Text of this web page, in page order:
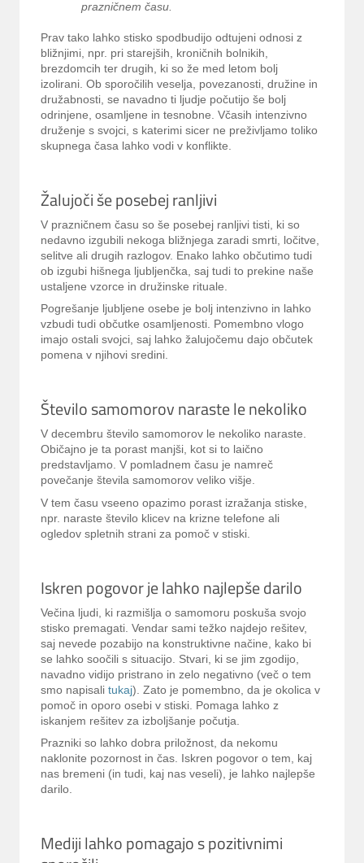
prazničnem času.
Prav tako lahko stisko spodbudijo odtujeni odnosi z
bližnjimi, npr. pri starejših, kroničnih bolnikih,
brezdomcih ter drugih, ki so že med letom bolj
izolirani. Ob sporočilih veselja, povezanosti, družine in
družabnosti, se navadno ti ljudje počutijo še bolj
odrinjene, osamljene in tesnobne. Včasih intenzivno
druženje s svojci, s katerimi sicer ne preživljamo toliko
skupnega časa lahko vodi v konflikte.
Žalujoči še posebej ranljivi
V prazničnem času so še posebej ranljivi tisti, ki so
nedavno izgubili nekoga bližnjega zaradi smrti, ločitve,
selitve ali drugih razlogov. Enako lahko občutimo tudi
ob izgubi hišnega ljubljenčka, saj tudi to prekine naše
ustaljene vzorce in družinske rituale.
Pogrešanje ljubljene osebe je bolj intenzivno in lahko
vzbudi tudi občutke osamljenosti. Pomembno vlogo
imajo ostali svojci, saj lahko žalujočemu dajo občutek
pomena v njihovi sredini.
Število samomorov naraste le nekoliko
V decembru število samomorov le nekoliko naraste.
Običajno je ta porast manjši, kot si to laično
predstavljamo. V pomladnem času je namreč
povečanje števila samomorov veliko višje.
V tem času vseeno opazimo porast izražanja stiske,
npr. naraste število klicev na krizne telefone ali
ogledov spletnih strani za pomoč v stiski.
Iskren pogovor je lahko najlepše darilo
Večina ljudi, ki razmišlja o samomoru poskuša svojo
stisko premagati. Vendar sami težko najdejo rešitev,
saj nevede pozabijo na konstruktivne načine, kako bi
se lahko soočili s situacijo. Stvari, ki se jim zgodijo,
navadno vidijo pristrano in zelo negativno (več o tem
smo napisalitukaj). Zato je pomembno, da je okolica v
pomoč in oporo osebi v stiski. Pomaga lahko z
iskanjem rešitev za izboljšanje počutja.
Prazniki so lahko dobra priložnost, da nekomu
naklonite pozornost in čas. Iskren pogovor o tem, kaj
nas bremeni (in tudi, kaj nas veseli), je lahko najlepše
darilo.
Mediji lahko pomagajo s pozitivnimi